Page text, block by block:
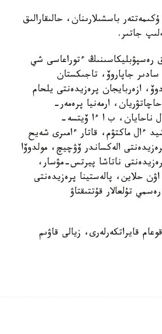
باسشىلارىنان، حالىقارالىق
جاتىر.
رەسپۋبليكاسىنىڭ ءتوراعاسى شي
جاپاروۆ، تاجىكستان
ازەربايجان پرەزيدەنتى يلحام
ارمەنيا پرەمەر-
ناحايان، ب ا ءا ۆيتسە-
ءال ماكتۋم، قاتار ءامىرى شەيح
الەكساندر ۆۋچيچ، مولدوۆا
ناتاشا پيرتس-مۋسار،
حلاين، پالەستينا پرەزيدەنتى
تۇلعالار قۇتتىقتاۋ
قايراتكەرلەرى، زيالى قاۋىم